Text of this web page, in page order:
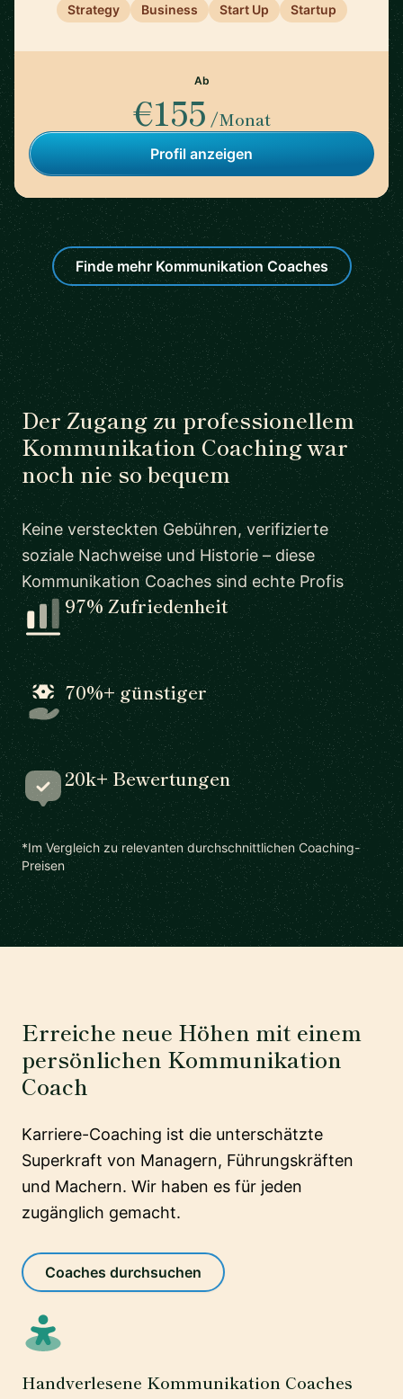
Strategy
Business Start Up Startup
Ab
€155 /Monat
Profil anzeigen
Finde mehr Kommunikation Coaches
Der Zugang zu professionellem
Kommunikation Coaching war
noch nie so bequem
Keine versteckten Gebühren, verifizierte
soziale Nachweise und Historie – diese
Kommunikation Coaches sind echte Profis
97% Zufriedenheit
70%+ günstiger
20k+ Bewertungen
*Im Vergleich zu relevanten durchschnittlichen Coaching-
Preisen
Erreiche neue Höhen mit einem
persönlichen Kommunikation
Coach
Karriere-Coaching ist die unterschätzte
Superkraft von Managern, Führungskräften
und Machern. Wir haben es für jeden
zugänglich gemacht.
Coaches durchsuchen
Handverlesene Kommunikation Coaches